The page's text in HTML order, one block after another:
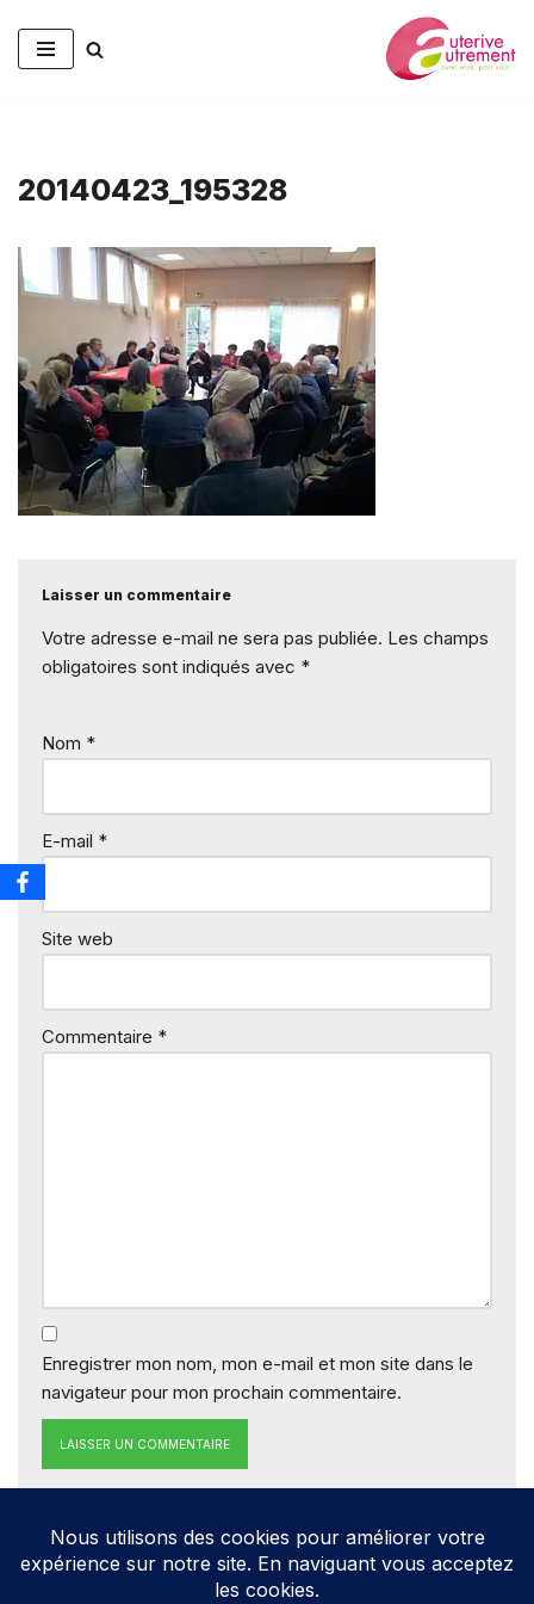
Aller
20140423_195328
Laisser un commentaire
Votre adresse e-mail ne sera pas publiée. Les champs
obligatoires sont indiqués avec *
Nom *
E-mail *
Site web
Commentaire *
Enregistrer mon nom, mon e-mail et mon site dans le
navigateur pour mon prochain commentaire.
Neve| Propulsé parWordPress